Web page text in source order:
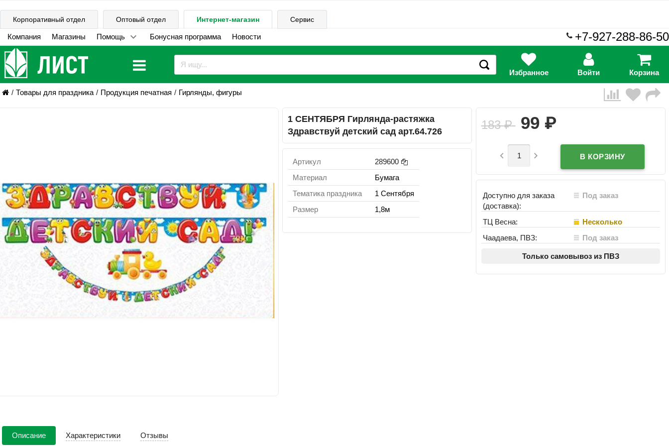
Корпоративный отдел Оптовый отдел Интернет-магазин Сервис
Компания Магазины Помощь Бонусная программа Новости +7-927-288-86-50
Избранное Войти Корзина
Товары для праздника Продукция печатная Гирлянды, фигуры
1 СЕНТЯБРЯ Гирлянда-растяжка
Здравствуй детский сад арт.64.726
Артикул
289600
Материал
Бумага
Тематика праздника
1 Сентября
Размер
1,8м
183₽ 99 ₽
 
Доступно для заказа
(доставка):
Под заказ
ТЦ Весна:
Несколько
Чаадаева, ПВЗ:
Под заказ
Только самовывоз из ПВЗ
Описание Характеристики Отзывы